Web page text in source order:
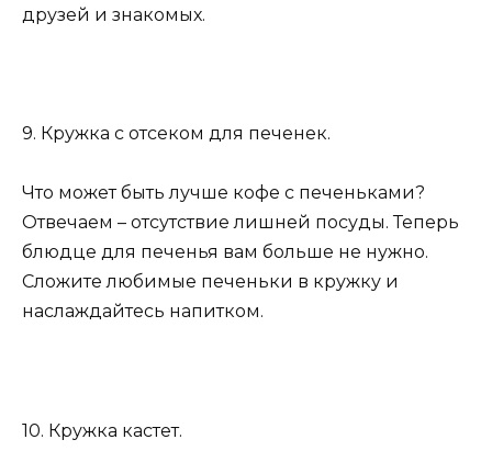
друзей и знакомых.
9. Кружка с отсеком для печенек.
Что может быть лучше кофе с печеньками?
Отвечаем – отсутствие лишней посуды. Теперь
блюдце для печенья вам больше не нужно.
Сложите любимые печеньки в кружку и
наслаждайтесь напитком.
10. Кружка кастет.